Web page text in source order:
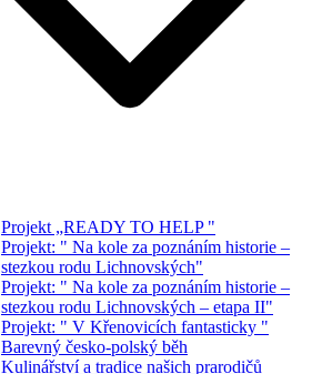
Projekt „READY TO HELP "
Projekt: " Na kole za poznáním historie –
stezkou rodu Lichnovských"
Projekt: " Na kole za poznáním historie –
stezkou rodu Lichnovských – etapa II"
Projekt: " V Křenovicích fantasticky "
Barevný česko-polský běh
Kulinářství a tradice našich prarodičů